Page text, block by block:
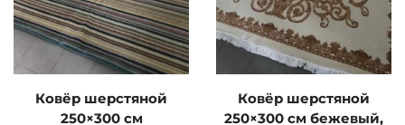
Ковёр шерстяной
250×300 см
Ковёр шерстяной
250×300 см бежевый,